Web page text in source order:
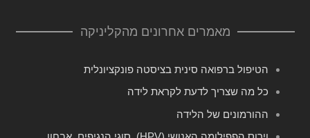
מאמרים אחרונים מהקליניקה
הטיפול ברפואה סינית בציסטה פונקציונלית
כל מה שצריך לדעת לקראת לידה
ההורמונים של הלידה